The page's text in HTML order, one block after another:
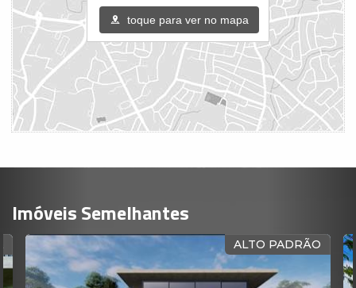
toque para ver no mapa
Imóveis Semelhantes
ALTO PADRÃO